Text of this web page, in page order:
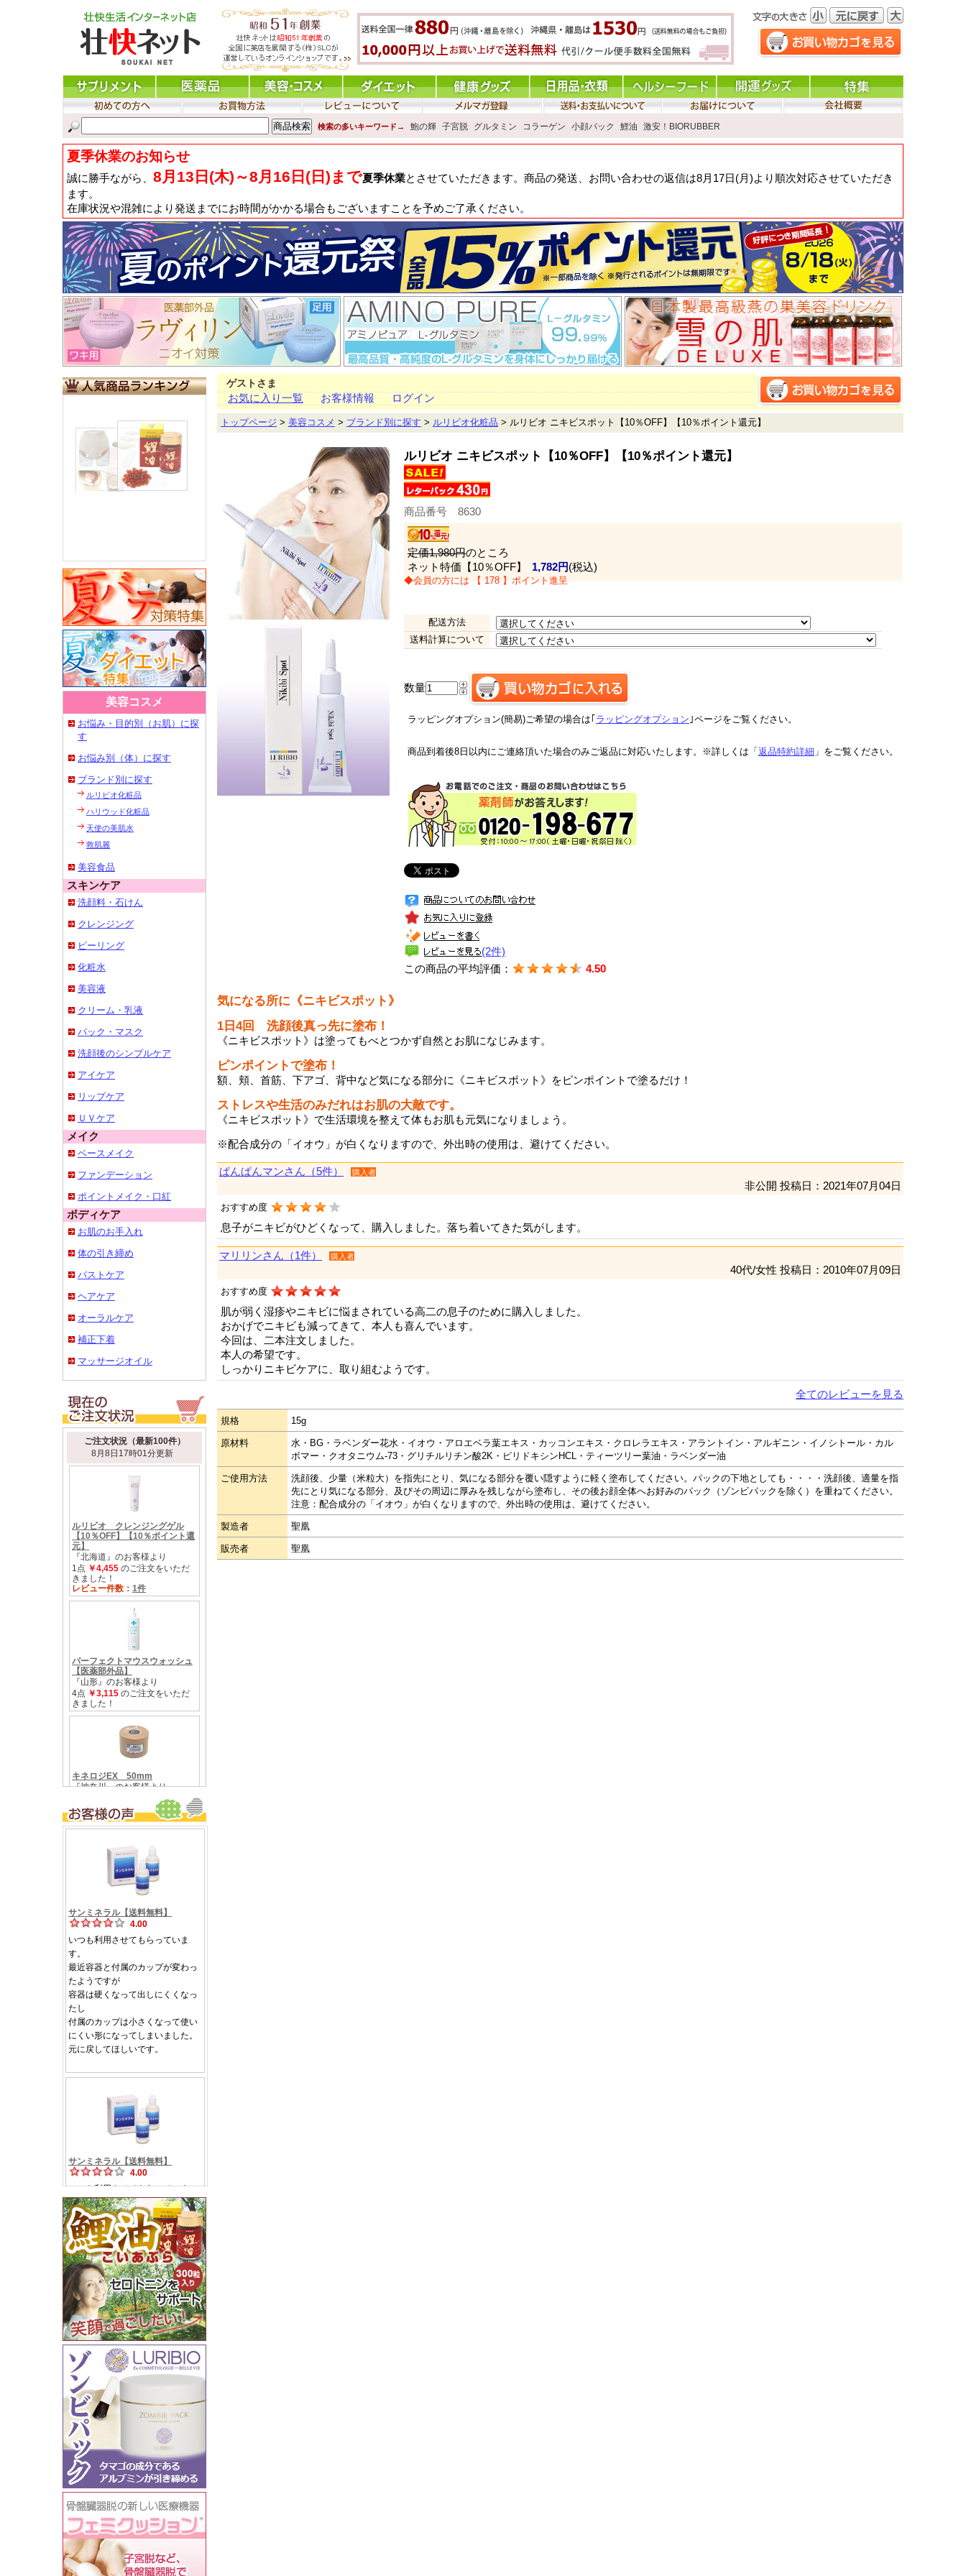
検索の多いキーワード→ 鮑の輝 子宮脱 グルタミン コラーゲン 小顔パック 鯉油 激安！BIORUBBER
夏季休業のお知らせ
誠に勝手ながら、 8月13日(木)～8月16日(日)まで夏季休業とさせていただきます。商品の発送、お問い合わせの返信は8月17日(月)より順次対応させていただき
ます。
在庫状況や混雑により発送までにお時間がかかる場合もございますことを予めご了承ください。
美容コスメ
お悩み・目的別（お肌）に探
す
お悩み別（体）に探す
ブランド別に探す
ルリビオ化粧品
ハリウッド化粧品
天使の美肌水
救肌麗
美容食品
スキンケア
洗顔料・石けん
クレンジング
ピーリング
化粧水
美容液
クリーム・乳液
パック・マスク
洗顔後のシンプルケア
アイケア
リップケア
ＵＶケア
メイク
ベースメイク
ファンデーション
ポイントメイク・口紅
ボディケア
お肌のお手入れ
体の引き締め
バストケア
ヘアケア
オーラルケア
補正下着
マッサージオイル
ゲストさま
お気に入り一覧
お客様情報 ログイン
トップページ > 美容コスメ > ブランド別に探す > ルリビオ化粧品 > ルリビオ ニキビスポット【10％OFF】【10％ポイント還元】
ルリビオ ニキビスポット【10％OFF】【10％ポイント還元】
商品番号 8630
定価1,980円のところ
ネット特価【10％OFF】
1,782円(税込)
◆会員の方には 【 178 】ポイント進呈
配送方法
送料計算について
数量
ラッピングオプション(簡易)ご希望の場合は｢ ラッピングオプション ｣ページをご覧ください。
商品到着後8日以内にご連絡頂いた場合のみご返品に対応いたします。※詳しくは「 返品特約詳細 」をご覧ください。
(2件)
この商品の平均評価：
4.50
気になる所に《ニキビスポット》
1日4回 洗顔後真っ先に塗布！
《ニキビスポット》は塗ってもべとつかず自然とお肌になじみます。
ピンポイントで塗布！
額、頬、首筋、下アゴ、背中など気になる部分に《ニキビスポット》をピンポイントで塗るだけ！
ストレスや生活のみだれはお肌の大敵です。
《ニキビスポット》で生活環境を整えて体もお肌も元気になりましょう。
※配合成分の「イオウ」が白くなりますので、外出時の使用は、避けてください。
ぱんぱんマンさん（5件） 購入者
非公開 投稿日：2021年07月04日
おすすめ度
息子がニキビがひどくなって、購入しました。落ち着いてきた気がします。
マリリンさん（1件） 購入者
40代/女性 投稿日：2010年07月09日
おすすめ度
肌が弱く湿疹やニキビに悩まされている高二の息子のために購入しました。
おかげでニキビも減ってきて、本人も喜んでいます。
今回は、二本注文しました。
本人の希望です。
しっかりニキビケアに、取り組むようです。
全てのレビューを見る
規格 15g
原材料
水・BG・ラベンダー花水・イオウ・アロエベラ葉エキス・カッコンエキス・クロレラエキス・アラントイン・アルギニン・イノシトール・カル
ボマー・クオタニウム-73・グリチルリチン酸2K・ピリドキシンHCL・ティーツリー葉油・ラベンダー油
ご使用方法
洗顔後、少量（米粒大）を指先にとり、気になる部分を覆い隠すように軽く塗布してください。パックの下地としても・・・・洗顔後、適量を指
先にとり気になる部分、及びその周辺に厚みを残しながら塗布し、その後お顔全体へお好みのパック（ゾンビパックを除く）を重ねてください。
注意：配合成分の「イオウ」が白くなりますので、外出時の使用は、避けてください。
製造者 聖凰
販売者 聖凰